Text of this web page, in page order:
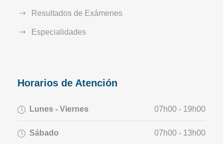
Resultados de Exámenes
Especialidades
Horarios de Atención
Lunes - Viernes 07h00 - 19h00
Sábado 07h00 - 13h00